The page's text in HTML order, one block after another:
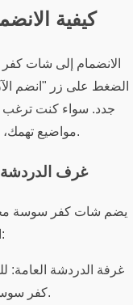
كيفية
الانضمام إلى شات
الضغط على زر "انضم
جدد. سواء كنت
مواضيع تهمك، ستجد دائماً من يشاركك اهتماماتك.
غرف
يضم شات كفر سوسة
الأذواق والاهتمامات:
غرفة الدردشة العامة:
كفر سوسة والمناطق المجاورة.